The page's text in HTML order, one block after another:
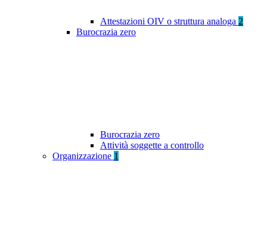
Attestazioni OIV o struttura analoga 2
Burocrazia zero
Burocrazia zero
Attività soggette a controllo
Organizzazione 1